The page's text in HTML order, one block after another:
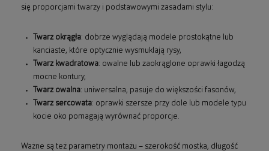
się proporcjami twarzy i podstawowymi zasadami stylu:
Twarz okrągła: dobrze wyglądają modele prostokątne lub
kanciaste, które optycznie wysmuklają rysy,
Twarz kwadratowa: owalne lub zaokrąglone oprawki łagodzą
mocne kontury,
Twarz owalna: uniwersalna, pasuje do większości fasonów,
Twarz sercowata: oprawki szersze przy dole lub modele typu
kocie oko pomagają wyrównać proporcje.
Ważne są też parametry montażu – szerokość mostka, długość